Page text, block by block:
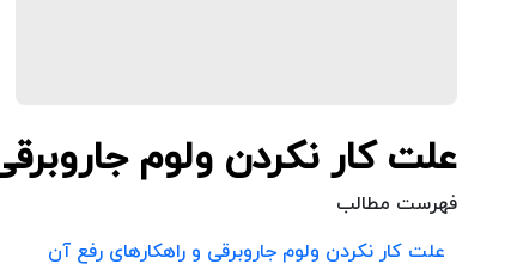
علت کار نکردن ولوم
فهرست مطالب
علت کار نکردن ولوم جاروبرقی و راهکارهای رفع آن